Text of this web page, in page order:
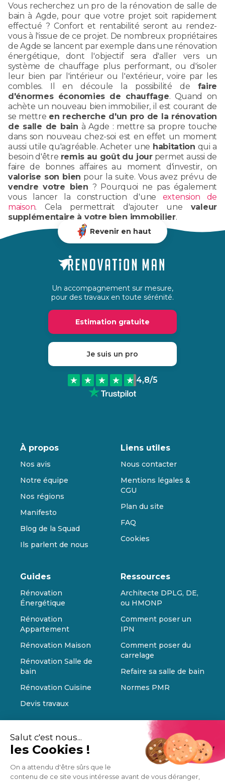
Salut c'est nous...
les Cookies !
On a attendu d'être sûrs que le
contenu de ce site vous intéresse avant de vous déranger,
Vous recherchez un pro de la rénovation de salle de
bain à Agde, pour que votre projet soit rapidement
effectué ? Confort et rentabilité seront au rendez-
vous à l'issue de ce projet. De nombreux propriétaires
de Agde se lancent par exemple dans une rénovation
énergétique, dont l'objectif sera d'aller vers un
système de chauffage plus performant, ou d'isoler
leur bien par l'intérieur ou l'extérieur, voire par les
combles. Il en découle la possibilité de faire
d'énormes économies de chauffage. Quand on
achète un nouveau bien immobilier, il est courant de
se mettre en recherche d'un pro de la rénovation
de salle de bain à Agde : mettre sa propre touche
dans son nouveau chez-soi est en effet un moment
aussi utile qu'agréable. Acheter une habitation qui a
besoin d'être remis au goût du jourpermet aussi de
faire de bonnes affaires au moment d'investir, on
valorise son bien pour la suite. Vous avez prévu de
vendre votre bien ? Pourquoi ne pas également
vous lancer la construction d'une extension de
maison. Cela permettrait d'ajouter une valeur
supplémentaire à votre bien immobilier.
Revenir en haut
Un accompagnement sur mesure,
pour des travaux en toute sérénité.
Estimation gratuite
Je suis un pro
4,8/5
À propos
Nos avis
Notre équipe
Nos régions
Manifesto
Blog de la Squad
Ils parlent de nous
Liens utiles
Nous contacter
Mentions légales &
CGU
Plan du site
FAQ
Cookies
Guides
Rénovation
Énergétique
Rénovation
Appartement
Rénovation Maison
Rénovation Salle de
bain
Rénovation Cuisine
Devis travaux
Ressources
Architecte DPLG, DE,
ou HMONP
Comment poser un
IPN
Comment poser du
carrelage
Refaire sa salle de bain
Normes PMR